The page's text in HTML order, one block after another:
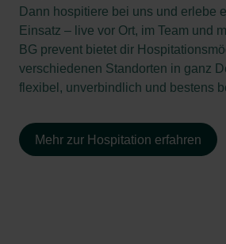
Dann hospitiere bei uns und erlebe
Einsatz – live vor Ort, im Team und
BG prevent bietet dir
verschiedenen Standorten in ganz
flexibel, unverbindlich und bestens
Mehr zur Hospitation erfahren